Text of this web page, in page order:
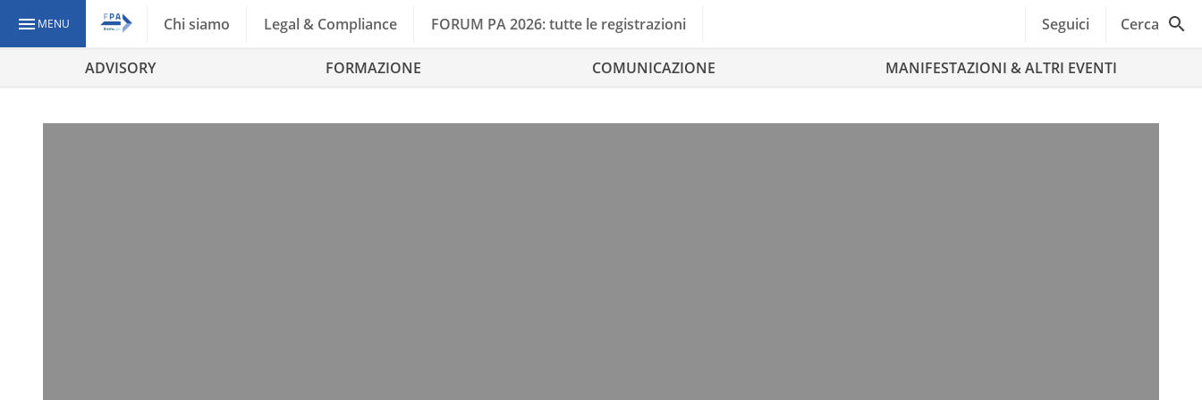
MENU Chi siamo Legal & Compliance FORUM PA 2026: tutte le registrazioni Seguici Cerca
ADVISORY FORMAZIONE COMUNICAZIONE MANIFESTAZIONI & ALTRI EVENTI